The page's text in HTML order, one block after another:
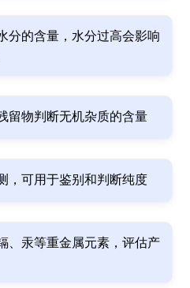
分的含量，水分过高会影响
留物判断无机杂质的含量
，可用于鉴别和判断纯度
、汞等重金属元素，评估产